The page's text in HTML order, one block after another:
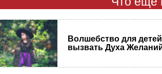
Волшебство для
вызвать Духа